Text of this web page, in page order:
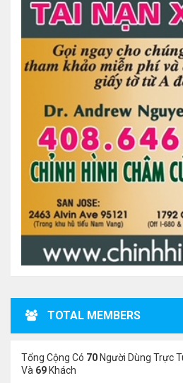
TOTAL MEMBERS
Tổng Cộng Có 70 Người Dùng Trực
Và 69 Khách